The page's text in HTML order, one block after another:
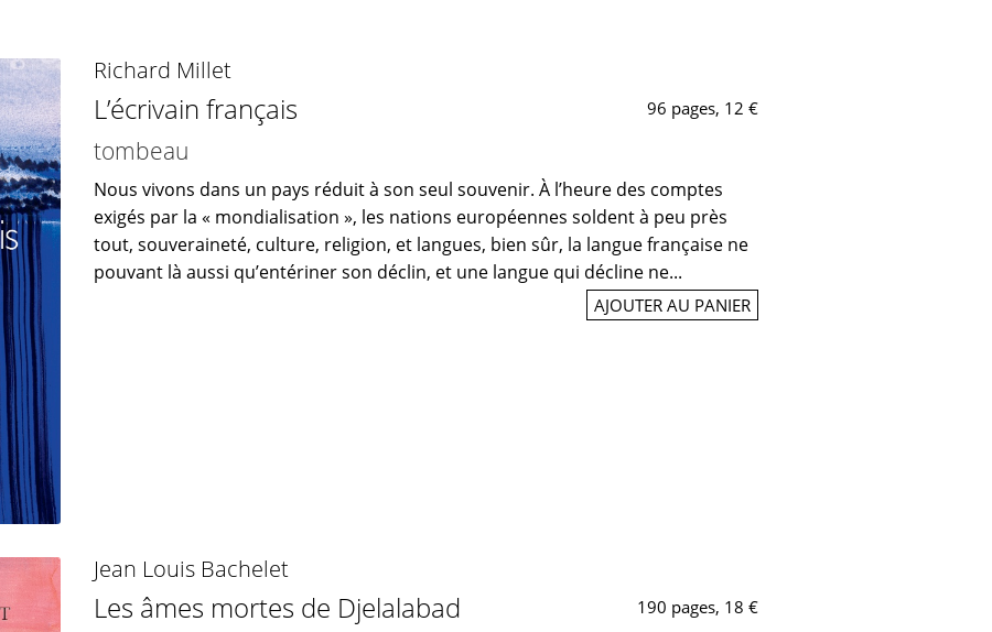
Richard Millet
L’écrivain français 96 pages, 12 €
tombeau
Nous vivons dans un pays réduit à son seul souvenir. À l’heure des comptes
exigés par la « mondialisation », les nations européennes soldent à peu près
tout, souveraineté, culture, religion, et langues, bien sûr, la langue française ne
pouvant là aussi qu’entériner son déclin, et une langue qui décline ne...
AJOUTER AU PANIER
Jean Louis Bachelet
Les âmes mortes de Djelalabad 190 pages, 18 €